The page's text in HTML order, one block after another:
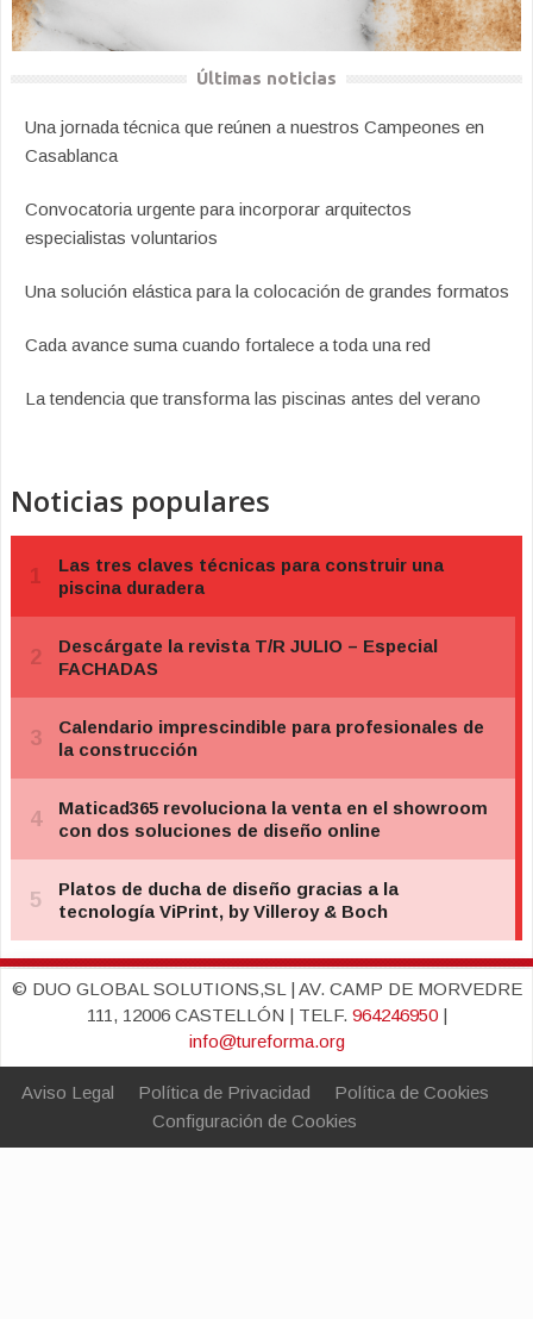
Últimas noticias
Una jornada técnica que reúnen a nuestros Campeones en
Casablanca
Convocatoria urgente para incorporar arquitectos
especialistas voluntarios
Una solución elástica para la colocación de grandes formatos
Cada avance suma cuando fortalece a toda una red
La tendencia que transforma las piscinas antes del verano
Noticias populares
© DUO GLOBAL SOLUTIONS,SL | AV. CAMP DE MORVEDRE
111, 12006 CASTELLÓN | TELF. 964246950|
info@tureforma.org
Aviso Legal Política de Privacidad
Política de Cookies
Configuración de Cookies